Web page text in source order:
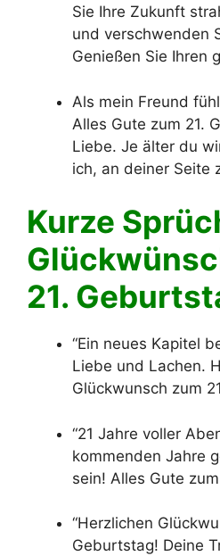
Sie Ihre Zukunft
und verschwenden
Genießen Sie Ihren
Als mein Freund
Alles Gute zum 21.
Liebe. Je älter du
ich, an deiner Seite
Kurze
21.
“Ein neues Kapitel
Liebe und Lachen.
Glückwunsch zum
“21 Jahre voller
kommenden Jahre
sein! Alles Gute
“Herzlichen
Geburtstag! Deine